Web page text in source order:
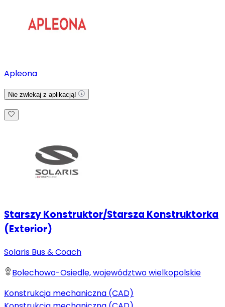
Apleona
Nie zwlekaj z aplikacją!
Starszy Konstruktor/Starsza Konstruktorka
(Exterior)
Solaris Bus & Coach
Bolechowo-Osiedle, województwo wielkopolskie
Konstrukcja mechaniczna (CAD)